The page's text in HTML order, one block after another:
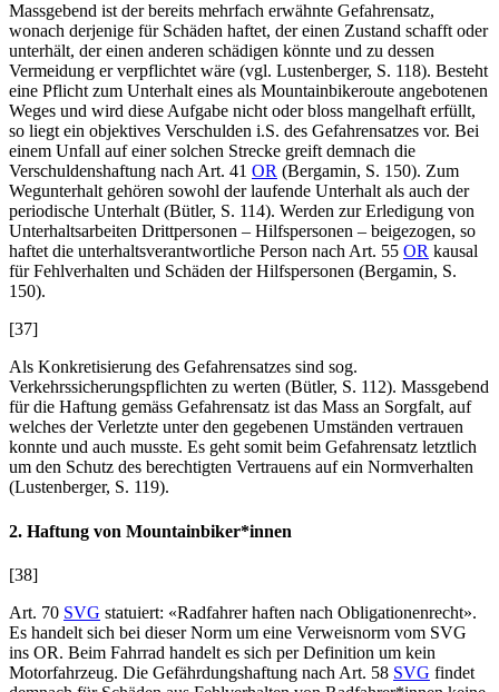
Massgebend ist der bereits mehrfach erwähnte Gefahrensatz,
wonach derjenige für Schäden haftet, der einen Zustand schafft oder
unterhält, der einen anderen schädigen könnte und zu dessen
Vermeidung er verpflichtet wäre (vgl. Lustenberger, S. 118). Besteht
eine Pflicht zum Unterhalt eines als Mountainbikeroute angebotenen
Weges und wird diese Aufgabe nicht oder bloss mangelhaft erfüllt,
so liegt ein objektives Verschulden i.S. des Gefahrensatzes vor. Bei
einem Unfall auf einer solchen Strecke greift demnach die
Verschuldenshaftung nach Art. 41 OR (Bergamin, S. 150). Zum
Wegunterhalt gehören sowohl der laufende Unterhalt als auch der
periodische Unterhalt (Bütler, S. 114). Werden zur Erledigung von
Unterhaltsarbeiten Drittpersonen – Hilfspersonen – beigezogen, so
haftet die unterhaltsverantwortliche Person nach Art. 55 OR kausal
für Fehlverhalten und Schäden der Hilfspersonen (Bergamin, S.
150).
[37]
Als Konkretisierung des Gefahrensatzes sind sog.
Verkehrssicherungspflichten zu werten (Bütler, S. 112). Massgebend
für die Haftung gemäss Gefahrensatz ist das Mass an Sorgfalt, auf
welches der Verletzte unter den gegebenen Umständen vertrauen
konnte und auch musste. Es geht somit beim Gefahrensatz letztlich
um den Schutz des berechtigten Vertrauens auf ein Normverhalten
(Lustenberger, S. 119).
2. Haftung von Mountainbiker*innen
[38]
Art. 70 SVG statuiert: «Radfahrer haften nach Obligationenrecht».
Es handelt sich bei dieser Norm um eine Verweisnorm vom SVG
ins OR. Beim Fahrrad handelt es sich per Definition um kein
Motorfahrzeug. Die Gefährdungshaftung nach Art. 58 SVG findet